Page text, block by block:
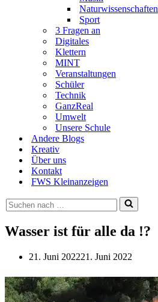
Naturwissenschaften
Sport
3 Fragen an
Digitales
Klettern
MINT
Veranstaltungen
Schüler
Technik
GanzReal
Umwelt
Unsere Schule
Andere Blogs
Kreativ
Über uns
Kontakt
FWS Kleinanzeigen
Suchen
nach …
Wasser ist für alle da !?
21. Juni 202221. Juni 2022